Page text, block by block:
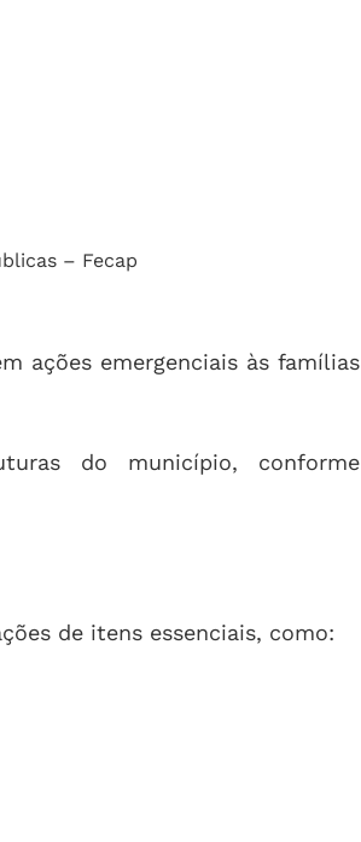
– Fecap
ações emergenciais às famílias
do município, conforme
de itens essenciais, como: